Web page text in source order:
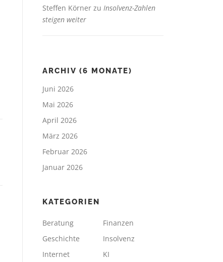
Steffen Körner zu Insolvenz-Zahlen
steigen weiter
ARCHIV (6 MONATE)
Juni 2026
Mai 2026
April 2026
März 2026
Februar 2026
Januar 2026
KATEGORIEN
Beratung
Finanzen
Geschichte
Insolvenz
Internet
KI